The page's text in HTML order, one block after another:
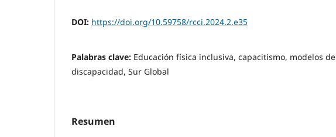
DOI: https://doi.org/10.59758/rcci.2024.2.e35
Palabras clave: Educación física inclusiva, capacitismo, modelos de
discapacidad, Sur Global
Resumen